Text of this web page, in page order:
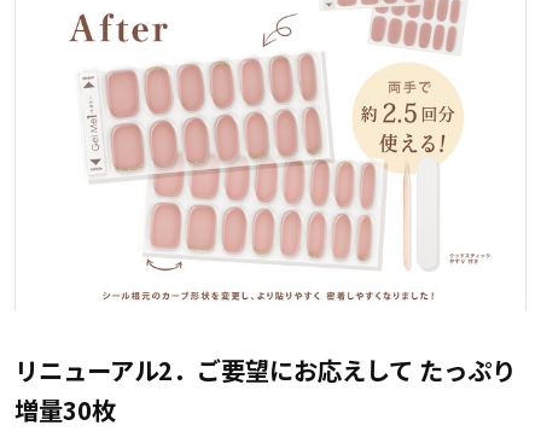
リニューアル2．ご要望にお応えして たっぷり
増量30枚